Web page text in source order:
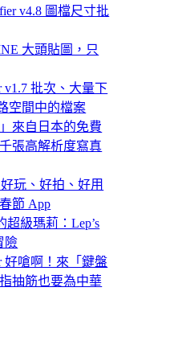
v4.8 圖檔尺寸批
大頭貼圖，只
v1.7 批次、大量下
空間中的檔案
來自日本的免費
張高解析度寫真
好玩、好拍、好用
節 App
超級瑪莉：Lep’s
險
好嗆啊！來「鍵盤
抽筋也要為中華